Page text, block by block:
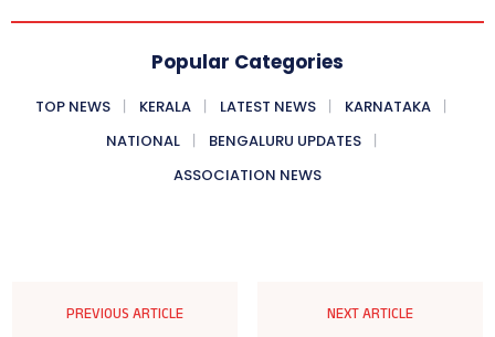
Popular Categories
TOP NEWS KERALA LATEST NEWS
KARNATAKA
NATIONAL
BENGALURU UPDATES
ASSOCIATION NEWS
PREVIOUS ARTICLE NEXT ARTICLE